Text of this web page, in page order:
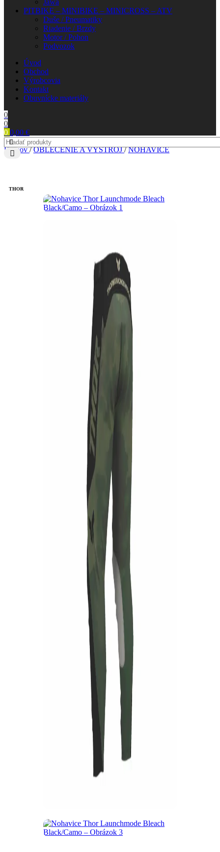
Jawa
PITBIKE – MINIBIKE – MINICROSS – ATV
Duše / Pneumatiky
Riadenie / Brzdy
Motor / Pohon
Podvozok
Úvod
Obchod
Výrobcovia
Kontakt
Obuvnícke materiály
0
0
0 0,00 €
Domov/ OBLEČENIE A VÝSTROJ/ NOHAVICE
THOR